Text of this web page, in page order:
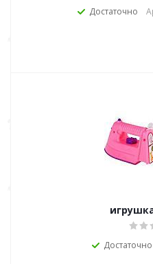
Достаточно
Достаточно